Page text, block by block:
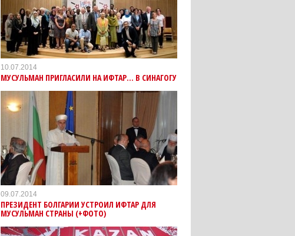
10.07.2014
МУСУЛЬМАН ПРИГЛАСИЛИ НА ИФТАР... В СИНАГОГУ
09.07.2014
ПРЕЗИДЕНТ БОЛГАРИИ УСТРОИЛ ИФТАР ДЛЯ
МУСУЛЬМАН СТРАНЫ (+ФОТО)